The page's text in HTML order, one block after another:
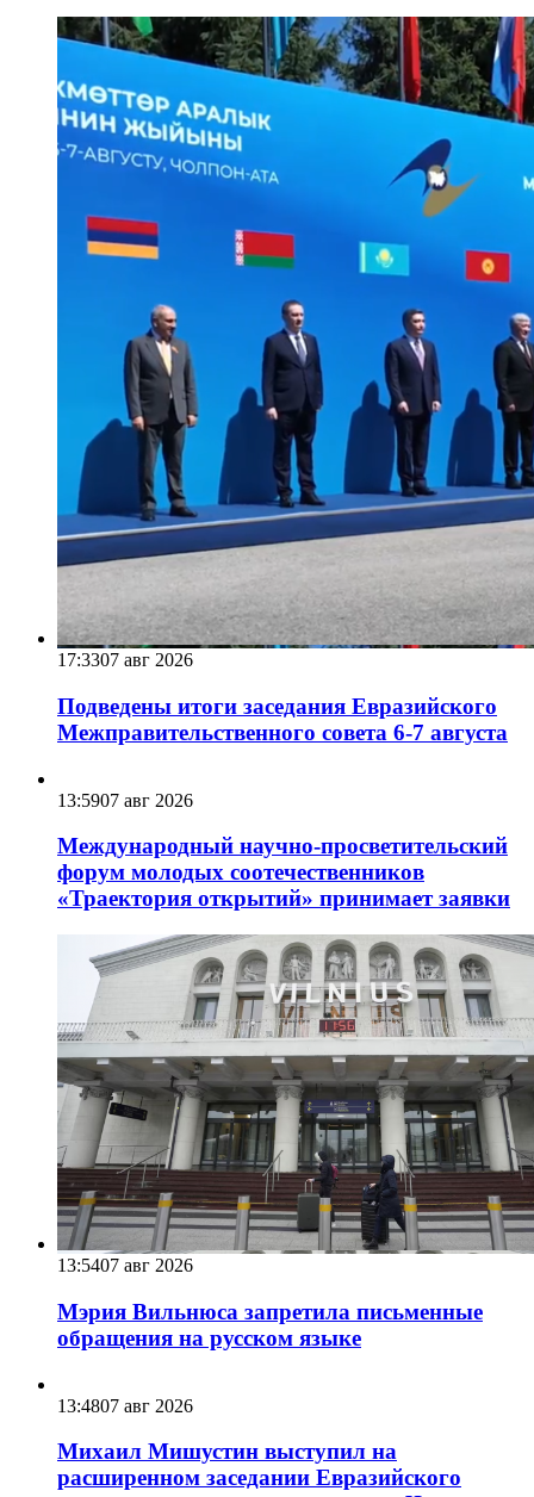
17:3307 авг 2026
Подведены итоги заседания Евразийского
Межправительственного совета 6-7 августа
13:5907 авг 2026
Международный научно-просветительский
форум молодых соотечественников
«Траектория открытий» принимает заявки
13:5407 авг 2026
Мэрия Вильнюса запретила письменные
обращения на русском языке
13:4807 авг 2026
Михаил Мишустин выступил на
расширенном заседании Евразийского